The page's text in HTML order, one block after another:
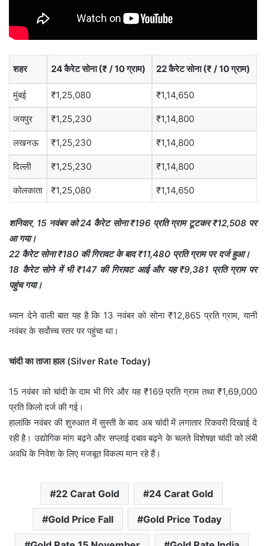
शहर 24 कैरेट सोना (₹ / 10 ग्राम) 22 कैरेट सोना (₹ / 10 ग्राम)
मुंबई ₹1,25,080 ₹1,14,650
जयपुर ₹1,25,230 ₹1,14,800
लखनऊ ₹1,25,230 ₹1,14,800
दिल्ली ₹1,25,230 ₹1,14,800
कोलकाता ₹1,25,080 ₹1,14,650
शनिवार, 15 नवंबर को 24 कैरेट सोना ₹196 प्रति ग्राम टूटकर ₹12,508 पर
आ गया।
22 कैरेट सोना ₹180 की गिरावट के बाद ₹11,480 प्रति ग्राम पर दर्ज हुआ।
18 कैरेट सोने में भी ₹147 की गिरावट आई और यह ₹9,381 प्रति ग्राम पर
पहुंच गया।
ध्यान देने वाली बात यह है कि 13 नवंबर को सोना ₹12,865 प्रति ग्राम, यानी
नवंबर के सर्वोच्च स्तर पर पहुंचा था।
चांदी का ताजा हाल (Silver Rate Today)
15 नवंबर को चांदी के दाम भी गिरे और यह ₹169 प्रति ग्राम तथा ₹1,69,000
प्रति किलो दर्ज की गई।
हालांकि नवंबर की शुरुआत में सुस्ती के बाद अब चांदी में लगातार रिकवरी दिखाई दे
रही है। उद्योगिक मांग बढ़ने और सप्लाई दबाव बढ़ने के चलते विशेषज्ञ चांदी को लंबी
अवधि के निवेश के लिए मजबूत विकल्प मान रहे हैं।
22 Carat Gold 24 Carat Gold
Gold Price Fall Gold Price Today